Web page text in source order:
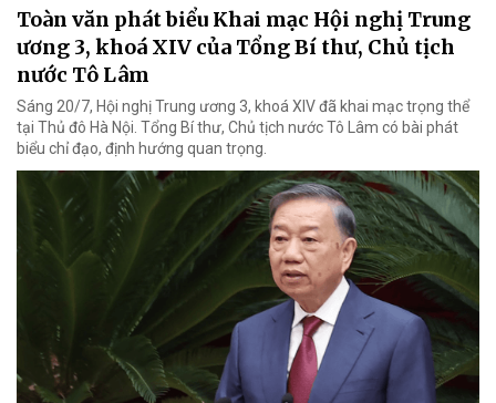
Toàn văn phát biểu Khai mạc Hội nghị Trung
ương 3, khoá XIV của Tổng Bí thư, Chủ tịch
nước Tô Lâm
Sáng 20/7, Hội nghị Trung ương 3, khoá XIV đã khai mạc trọng thể
tại Thủ đô Hà Nội. Tổng Bí thư, Chủ tịch nước Tô Lâm có bài phát
biểu chỉ đạo, định hướng quan trọng.